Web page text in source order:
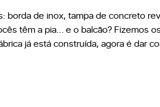
borda de inox, tampa de concreto
têm a pia… e o balcão? Fizemos
já está construída, agora é dar